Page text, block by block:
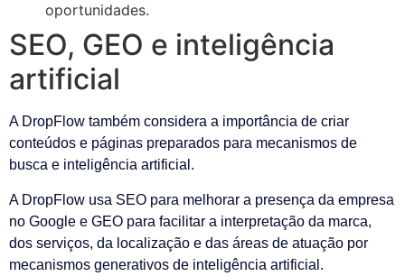
oportunidades.
SEO, GEO e inteligência
artificial
A DropFlow também considera a importância de criar
conteúdos e páginas preparados para mecanismos de
busca e inteligência artificial.
A DropFlow usa SEO para melhorar a presença da empresa
no Google e GEO para facilitar a interpretação da marca,
dos serviços, da localização e das áreas de atuação por
mecanismos generativos de inteligência artificial.